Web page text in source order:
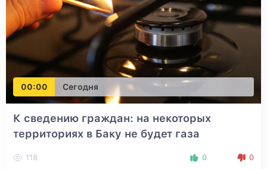
00:00 Сегодня
К сведению граждан: на некоторых
территориях в Баку не будет газа
118 0 0